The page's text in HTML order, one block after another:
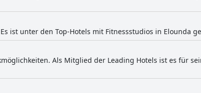
ist unter den Top-Hotels mit Fitnessstudios in Elounda
Als Mitglied der Leading Hotels ist es für